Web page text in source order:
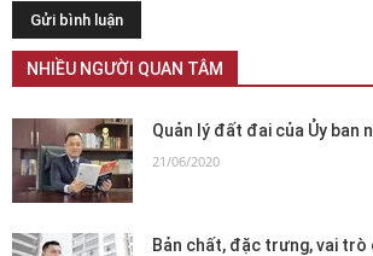
NHIỀU NGƯỜI QUAN TÂM
Quản lý đất đai của Ủy ban
21/06/2020
Bản chất, đặc trưng, vai trò